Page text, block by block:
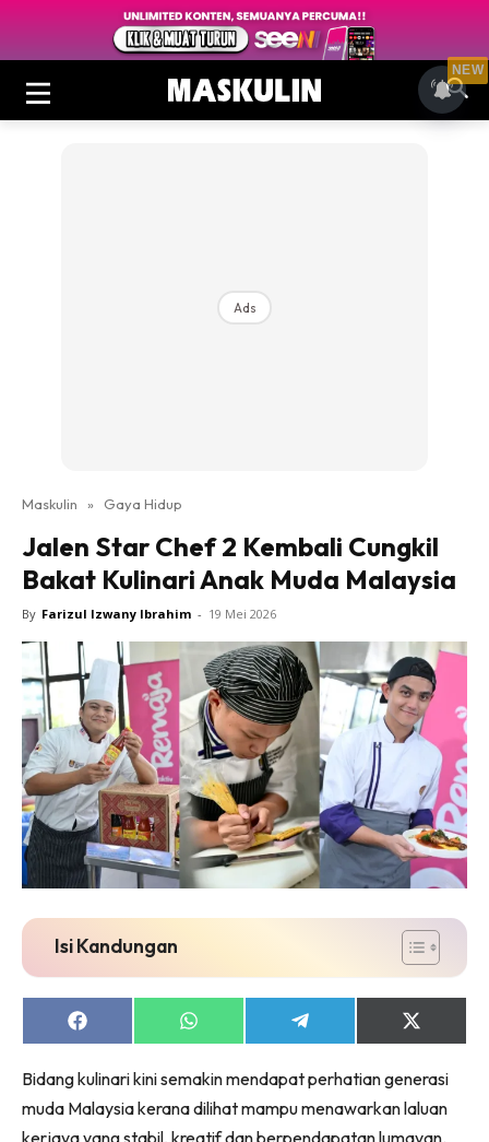
Ads
Maskulin » Gaya Hidup
Jalen Star Chef 2 Kembali Cungkil
Bakat Kulinari Anak Muda Malaysia
By Farizul Izwany Ibrahim - 19 Mei 2026
Isi Kandungan
Share
on
Share
on
Share
on
Share
on
(Twitter)
Bidang kulinari kini semakin mendapat perhatian generasi
muda Malaysia kerana dilihat mampu menawarkan laluan
kerjaya yang stabil, kreatif dan berpendapatan lumayan.
NEW